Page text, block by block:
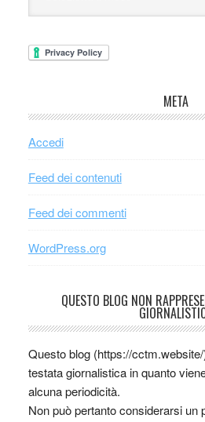
META
Accedi
Feed dei contenuti
Feed dei commenti
WordPress.org
QUESTO BLOG NON
Questo blog (https://
testata giornalistica in quanto
alcuna periodicità.
Non può pertanto considerarsi un